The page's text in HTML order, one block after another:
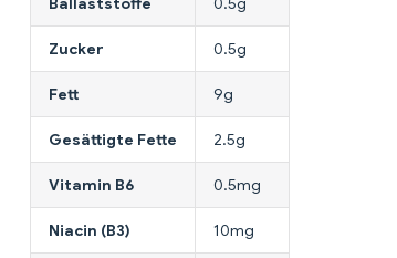
Zucker 0.5g
Fett 9g
Gesättigte Fette 2.5g
Vitamin B6 0.5mg
Niacin (B3) 10mg